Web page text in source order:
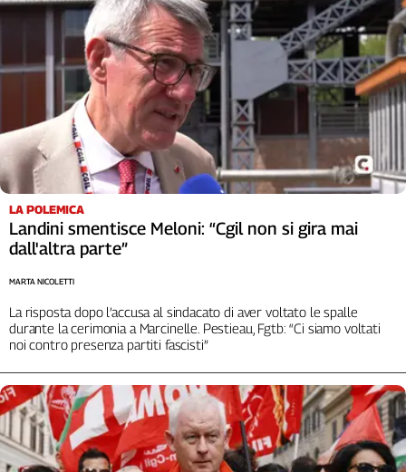
Liguria
Piemonte
Sardegna
Sicilia
Toscana
Trentino
Umbria
Valle
D'Aosta
Veneto
Archivio
Storico
1955-
Cerca
LA POLEMICA
Landini smentisce Meloni: “Cgil non si gira mai
dall'altra parte”
La risposta dopo l’accusa al sindacato di aver voltato le spalle
durante la cerimonia a Marcinelle. Pestieau, Fgtb: “Ci siamo voltati
noi contro presenza partiti fascisti”
MARTA NICOLETTI